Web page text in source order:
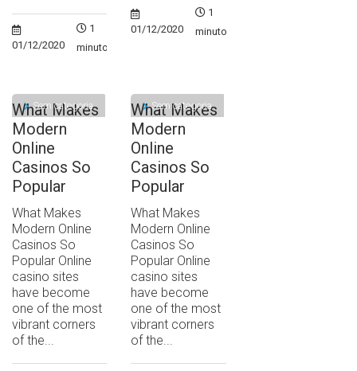
01/12/2020
1
minuto
01/12/2020
1
minuto
Sem categoria
What Makes
Modern
Online
Casinos So
Popular
What Makes
Modern Online
Casinos So
Popular Online
casino sites
have become
one of the most
vibrant corners
of the...
Sem categoria
What Makes
Modern
Online
Casinos So
Popular
What Makes
Modern Online
Casinos So
Popular Online
casino sites
have become
one of the most
vibrant corners
of the...